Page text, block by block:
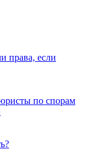
права, если
по спорам